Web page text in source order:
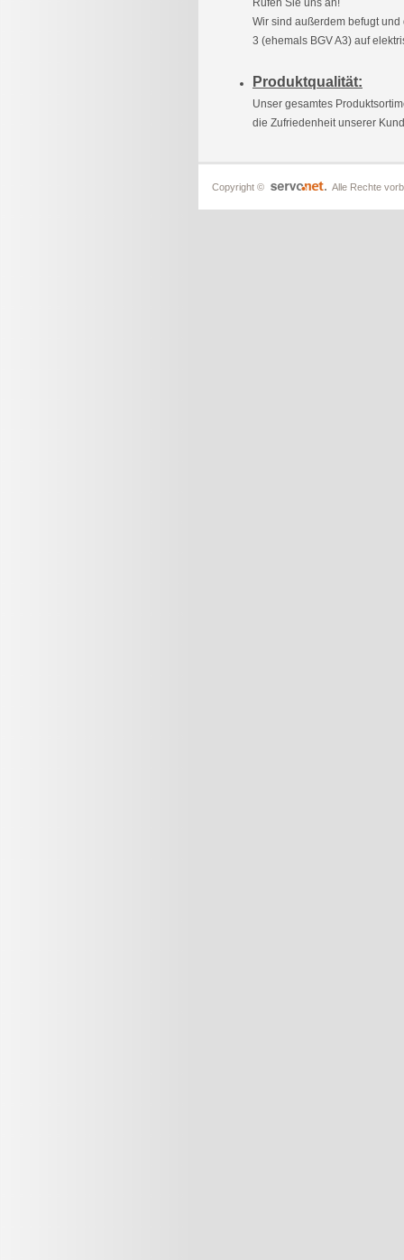
Rufen Sie uns an!
Wir sind außerdem befugt
3 (ehemals BGV A3) auf
Produktqualität:
Unser gesamtes
die Zufriedenheit unserer
Copyright © Alle Rechte